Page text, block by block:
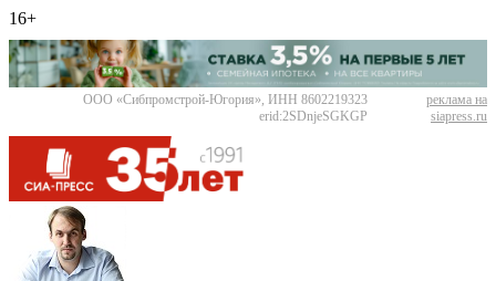
16+
ООО «Сибпромстрой-Югория», ИНН 8602219323
erid:2SDnjeSGKGP
реклама на
siapress.ru